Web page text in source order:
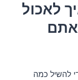
לאכול
אתם
להשיל כמה